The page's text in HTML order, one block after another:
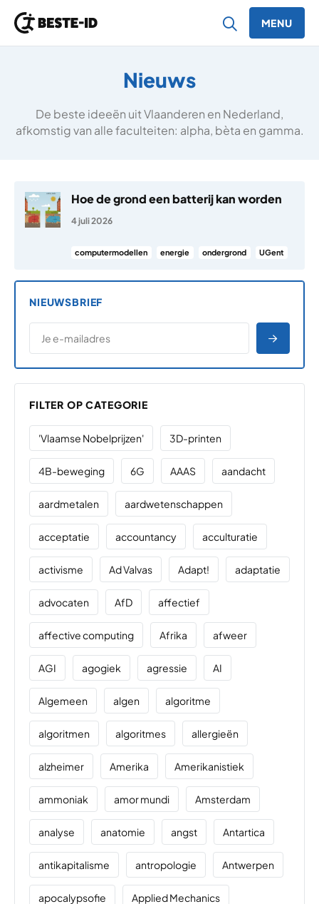
MENU
Nieuws
De beste ideeën uit Vlaanderen en Nederland,
afkomstig van alle faculteiten: alpha, bèta en gamma.
Hoe de grond een batterij kan worden
4 juli 2026
computermodellen energie ondergrond UGent
NIEUWSBRIEF
E-MAILADRES
*
FILTER OP CATEGORIE
'Vlaamse Nobelprijzen' 3D-printen
4B-beweging 6G AAAS aandacht
aardmetalen aardwetenschappen
acceptatie accountancy acculturatie
activisme Ad Valvas Adapt! adaptatie
advocaten AfD affectief
affective computing Afrika afweer
AGI agogiek agressie AI
Algemeen algen algoritme
algoritmen algoritmes allergieën
alzheimer Amerika Amerikanistiek
ammoniak amor mundi Amsterdam
analyse anatomie angst Antartica
antikapitalisme antropologie Antwerpen
apocalypsofie Applied Mechanics